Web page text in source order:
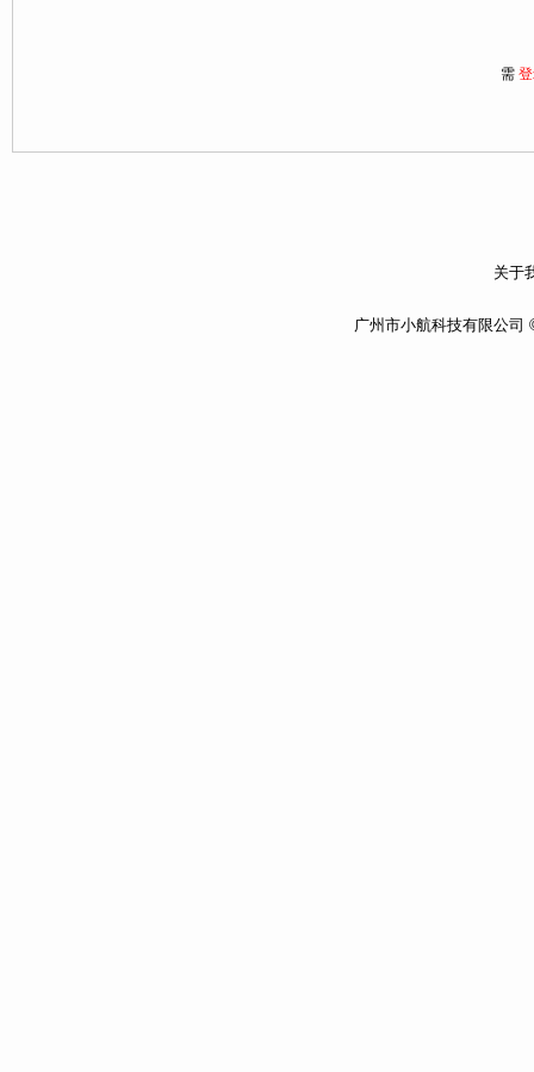
需
关于
广州市小航科技有限公